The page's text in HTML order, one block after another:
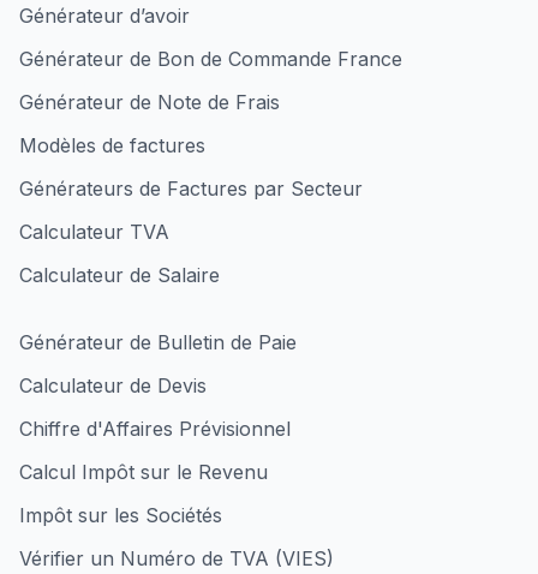
Générateur d’avoir
Générateur de Bon de Commande France
Générateur de Note de Frais
Modèles de factures
Générateurs de Factures par Secteur
Calculateur TVA
Calculateur de Salaire
Générateur de Bulletin de Paie
Calculateur de Devis
Chiffre d'Affaires Prévisionnel
Calcul Impôt sur le Revenu
Impôt sur les Sociétés
Vérifier un Numéro de TVA (VIES)